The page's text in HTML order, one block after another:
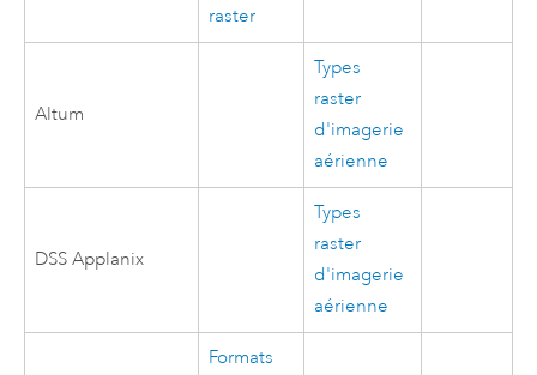
raster
Altum
Types
raster
d'imagerie
aérienne
DSS Applanix
Types
raster
d'imagerie
aérienne
Formats